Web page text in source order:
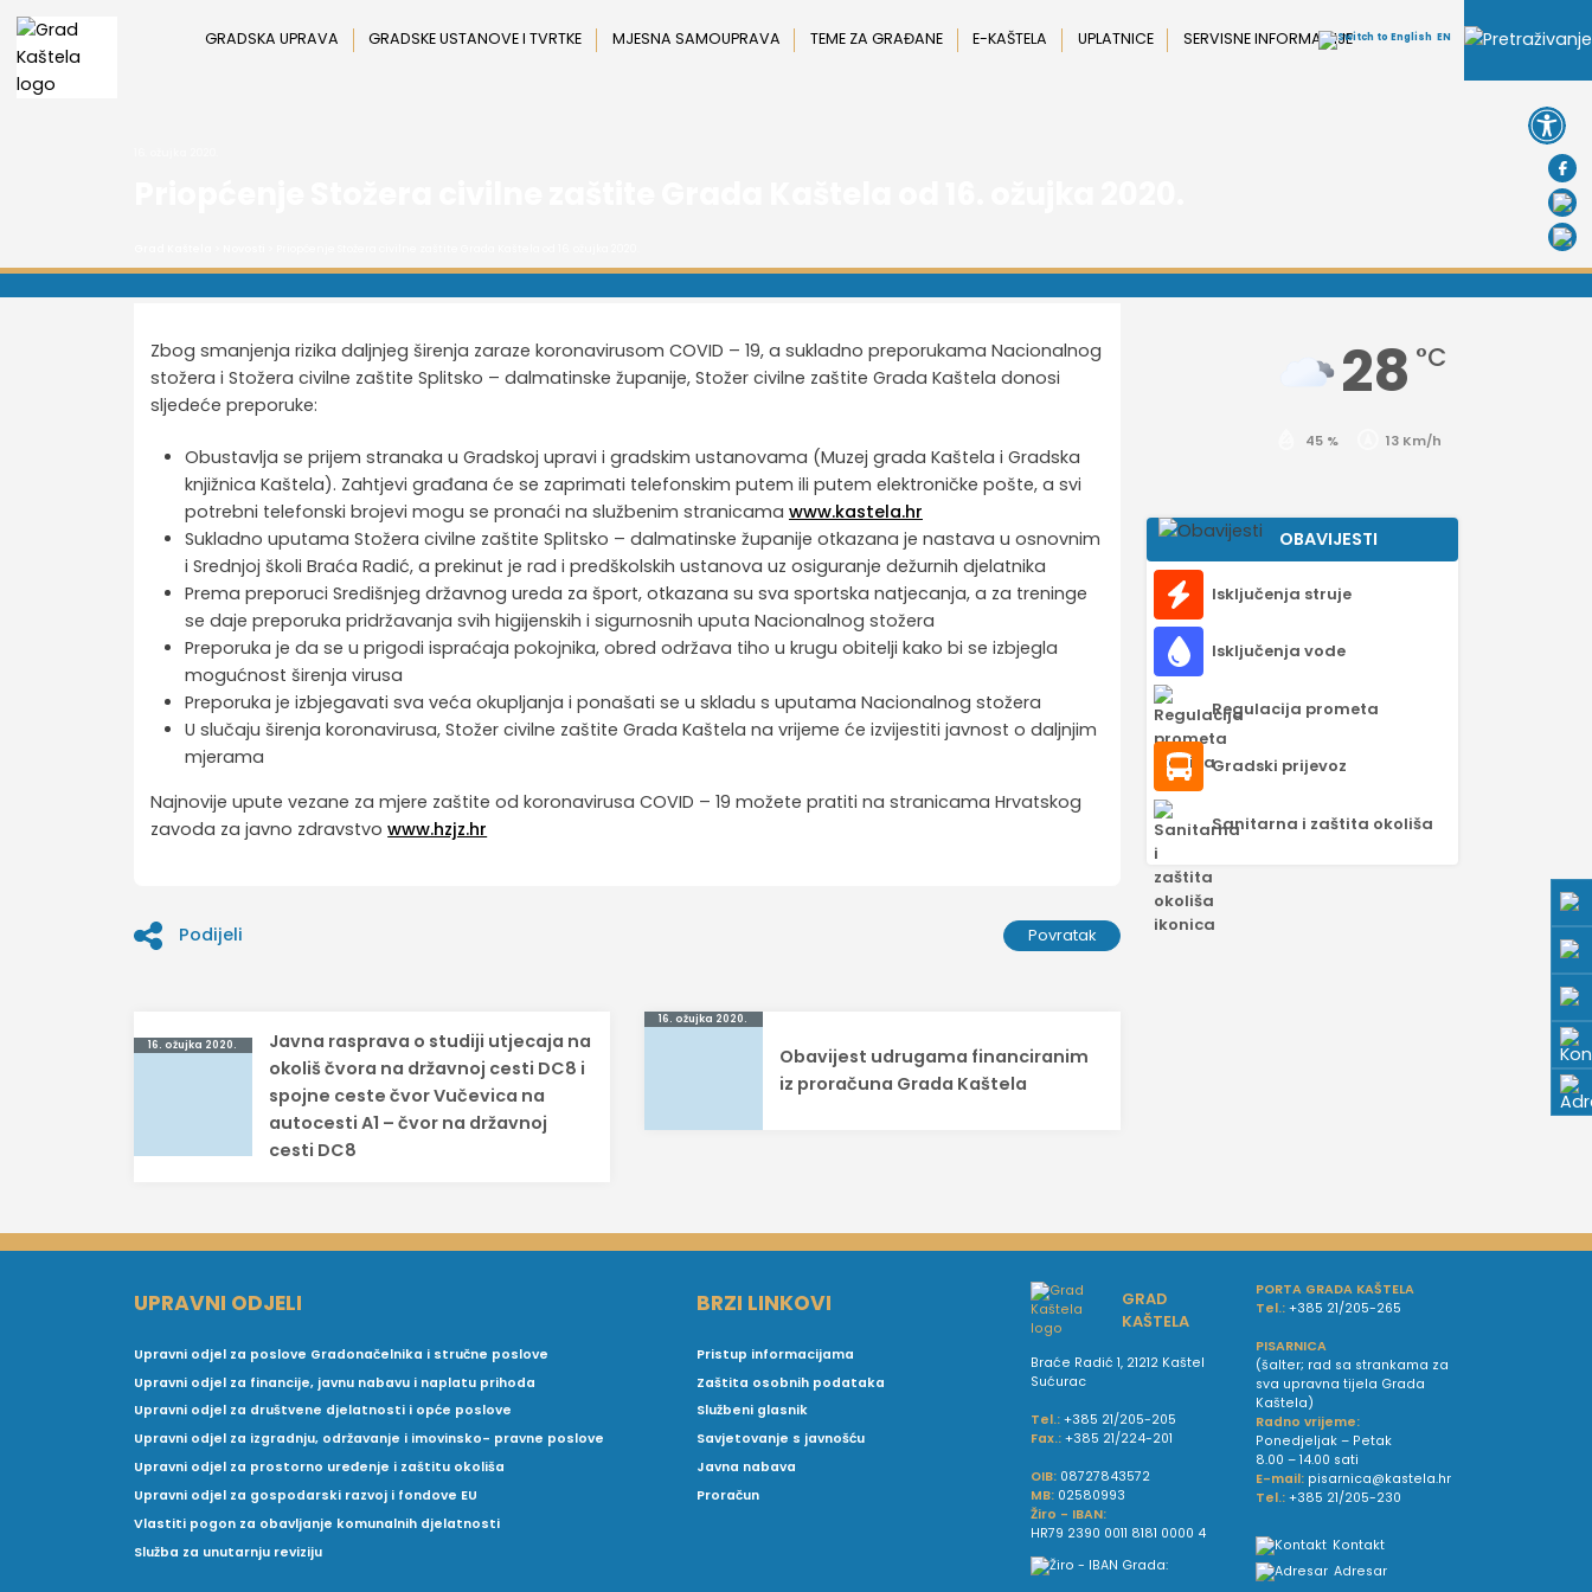
Preskoči
na
sadržaj
GRADSKA UPRAVA GRADSKE USTANOVE I TVRTKE MJESNA SAMOUPRAVA TEME ZA GRAĐANE E-KAŠTELA UPLATNICE SERVISNE INFORMACIJE EN
Zbog smanjenja rizika daljnjeg širenja zaraze koronavirusom COVID – 19, a sukladno preporukama Nacionalnog
stožera i Stožera civilne zaštite Splitsko – dalmatinske županije, Stožer civilne zaštite Grada Kaštela donosi
sljedeće preporuke:
Obustavlja se prijem stranaka u Gradskoj upravi i gradskim ustanovama (Muzej grada Kaštela i Gradska
knjižnica Kaštela). Zahtjevi građana će se zaprimati telefonskim putem ili putem elektroničke pošte, a svi
potrebni telefonski brojevi mogu se pronaći na službenim stranicama www.kastela.hr
Sukladno uputama Stožera civilne zaštite Splitsko – dalmatinske županije otkazana je nastava u osnovnim
i Srednjoj školi Braća Radić, a prekinut je rad i predškolskih ustanova uz osiguranje dežurnih djelatnika
Prema preporuci Središnjeg državnog ureda za šport, otkazana su sva sportska natjecanja, a za treninge
se daje preporuka pridržavanja svih higijenskih i sigurnosnih uputa Nacionalnog stožera
Preporuka je da se u prigodi ispraćaja pokojnika, obred održava tiho u krugu obitelji kako bi se izbjegla
mogućnost širenja virusa
Preporuka je izbjegavati sva veća okupljanja i ponašati se u skladu s uputama Nacionalnog stožera
U slučaju širenja koronavirusa, Stožer civilne zaštite Grada Kaštela na vrijeme će izvijestiti javnost o daljnjim
mjerama
Najnovije upute vezane za mjere zaštite od koronavirusa COVID – 19 možete pratiti na stranicama Hrvatskog
zavoda za javno zdravstvowww.hzjz.hr
Podijeli Povratak
28 °C
45 % 13 Km/h
OBAVIJESTI
Isključenja struje
Isključenja vode
Regulacija prometa
Gradski prijevoz
Sanitarna i zaštita okoliša
Navigacija
16. ožujka 2020.
Javna rasprava o studiji utjecaja na
okoliš čvora na državnoj cesti DC8 i
spojne ceste čvor Vučevica na
autocesti A1 – čvor na državnoj
cesti DC8
16. ožujka 2020.
Obavijest udrugama financiranim
iz proračuna Grada Kaštela
UPRAVNI ODJELI
Upravni odjel za poslove Gradonačelnika i stručne poslove
Upravni odjel za financije, javnu nabavu i naplatu prihoda
Upravni odjel za društvene djelatnosti i opće poslove
Upravni odjel za izgradnju, održavanje i imovinsko- pravne poslove
Upravni odjel za prostorno uređenje i zaštitu okoliša
Upravni odjel za gospodarski razvoj i fondove EU
Vlastiti pogon za obavljanje komunalnih djelatnosti
Služba za unutarnju reviziju
BRZI LINKOVI
Pristup informacijama
Zaštita osobnih podataka
Službeni glasnik
Savjetovanje s javnošću
Javna nabava
Proračun
GRAD
KAŠTELA
Braće Radić 1, 21212 Kaštel
Sućurac
Tel.: +385 21/205-205
Fax.: +385 21/224-201
OIB: 08727843572
MB: 02580993
Žiro - IBAN:
HR79 2390 0011 8181 0000 4
PORTA GRADA KAŠTELA
Tel.: +385 21/205-265
PISARNICA
(šalter; rad sa strankama za
sva upravna tijela Grada
Kaštela)
Radno vrijeme:
Ponedjeljak – Petak
8.00 – 14.00 sati
E-mail: pisarnica@kastela.hr
Tel.: +385 21/205-230
Kontakt
Adresar